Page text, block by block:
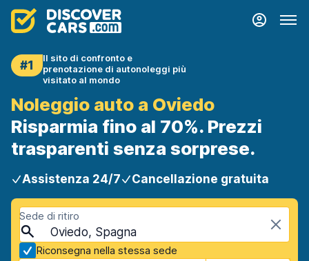
#1
Il sito di confronto e
prenotazione di autonoleggi più
visitato al mondo
Noleggio auto a Oviedo
Risparmia fino al 70%. Prezzi
trasparenti senza sorprese.
Assistenza 24/7 Cancellazione gratuita
Sede di ritiro
Oviedo, Spagna
Riconsegna nella stessa sede